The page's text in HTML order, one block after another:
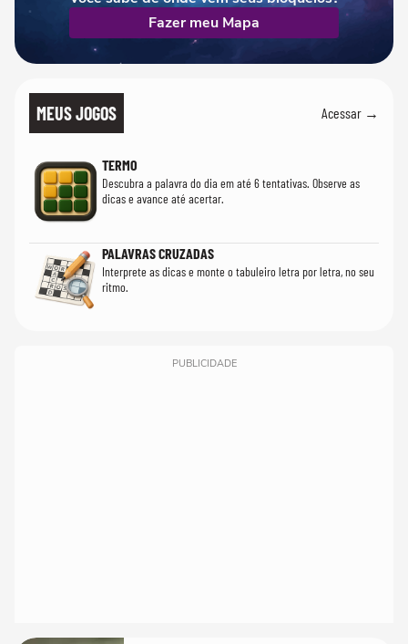
Fazer meu Mapa
MEUS JOGOS Acessar →
TERMO
Descubra a palavra do dia em até 6 tentativas. Observe as
dicas e avance até acertar.
PALAVRAS CRUZADAS
Interprete as dicas e monte o tabuleiro letra por letra, no seu
ritmo.
PUBLICIDADE